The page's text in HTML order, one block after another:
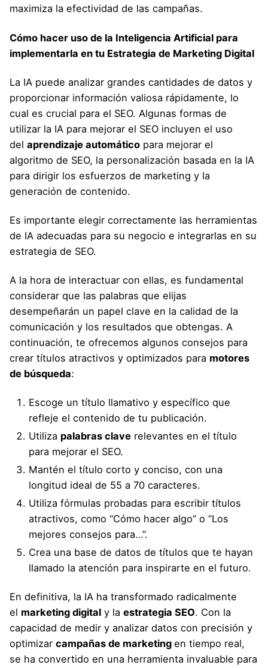
maximiza la efectividad de las campañas.
Cómo hacer uso de la Inteligencia Artificial para
implementarla en tu Estrategia de Marketing Digital
La IA puede analizar grandes cantidades de datos y
proporcionar información valiosa rápidamente, lo
cual es crucial para el SEO. Algunas formas de
utilizar la IA para mejorar el SEO incluyen el uso
del aprendizaje automático para mejorar el
algoritmo de SEO, la personalización basada en la IA
para dirigir los esfuerzos de marketing y la
generación de contenido.
Es importante elegir correctamente las herramientas
de IA adecuadas para su negocio e integrarlas en su
estrategia de SEO.
A la hora de interactuar con ellas, es fundamental
considerar que las palabras que elijas
desempeñarán un papel clave en la calidad de la
comunicación y los resultados que obtengas. A
continuación, te ofrecemos algunos consejos para
crear títulos atractivos y optimizados para motores
de búsqueda:
Escoge un título llamativo y específico que
refleje el contenido de tu publicación.
Utiliza palabras clave relevantes en el título
para mejorar el SEO.
Mantén el título corto y conciso, con una
longitud ideal de 55 a 70 caracteres.
Utiliza fórmulas probadas para escribir títulos
atractivos, como “Cómo hacer algo” o “Los
mejores consejos para…”.
Crea una base de datos de títulos que te hayan
llamado la atención para inspirarte en el futuro.
En definitiva, la IA ha transformado radicalmente
el marketing digital y la estrategia SEO. Con la
capacidad de medir y analizar datos con precisión y
optimizar campañas de marketing en tiempo real,
se ha convertido en una herramienta invaluable para